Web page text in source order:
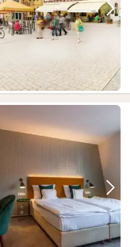
Bild
Bild